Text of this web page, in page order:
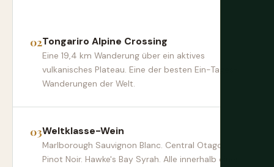
Tongariro Alpine Crossing
Eine 19,4 km Wanderung über ein aktives
vulkanisches Plateau. Eine der besten Ein-Tages-
Wanderungen der Welt.
Weltklasse-Wein
Marlborough Sauvignon Blanc. Central Otago
Pinot Noir. Hawke's Bay Syrah. Alle innerhalb eines